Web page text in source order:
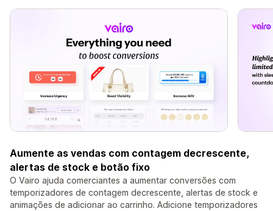
Aumente as vendas com contagem decrescente,
alertas de stock e botão fixo
O Vairo ajuda comerciantes a aumentar conversões com
temporizadores de contagem decrescente, alertas de stock e
animações de adicionar ao carrinho. Adicione temporizadores